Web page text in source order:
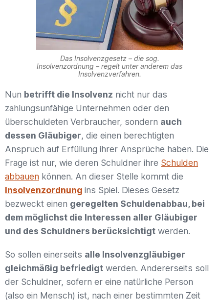
Das Insolvenzgesetz – die sog.
Insolvenzordnung – regelt unter anderem das
Insolvenzverfahren.
Nun betrifft die Insolvenz nicht nur das
zahlungsunfähige Unternehmen oder den
überschuldeten Verbraucher, sondern auch
dessen Gläubiger, die einen berechtigten
Anspruch auf Erfüllung ihrer Ansprüche haben. Die
Frage ist nur, wie deren Schuldner ihre Schulden
abbauen können. An dieser Stelle kommt die
Insolvenzordnung ins Spiel. Dieses Gesetz
bezweckt einen geregelten Schuldenabbau, bei
dem möglichst die Interessen aller Gläubiger
und des Schuldners berücksichtigt werden.
So sollen einerseits alle Insolvenzgläubiger
gleichmäßig befriedigt werden. Andererseits soll
der Schuldner, sofern er eine natürliche Person
(also ein Mensch) ist, nach einer bestimmten Zeit